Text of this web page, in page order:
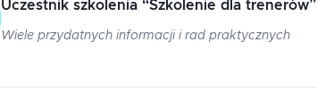
Uczestnik szkolenia “Szkolenie dla trenerów”
Wiele przydatnych informacji i rad praktycznych